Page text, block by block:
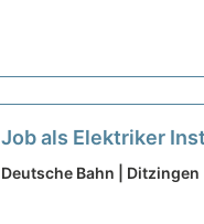
Job als Elektriker
mit Sprachniveau B1
Deutsche Bahn | Ditzingen